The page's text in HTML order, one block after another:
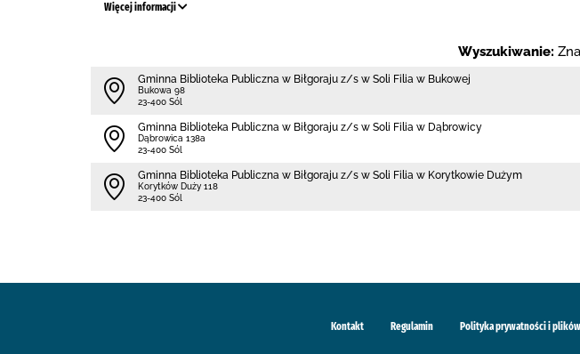
Więcej informacji
Wyszukiwanie:
Gminna Biblioteka Publiczna w Biłgoraju z/s w Soli Filia w Bukowej
Bukowa 98
23-400 Sól
Gminna Biblioteka Publiczna w Biłgoraju z/s w Soli Filia w Dąbrowicy
Dąbrowica 138a
23-400 Sól
Gminna Biblioteka Publiczna w Biłgoraju z/s w Soli Filia w Korytkowie Dużym
Korytków Duży 118
23-400 Sól
Kontakt Regulamin Polityka prywatności i